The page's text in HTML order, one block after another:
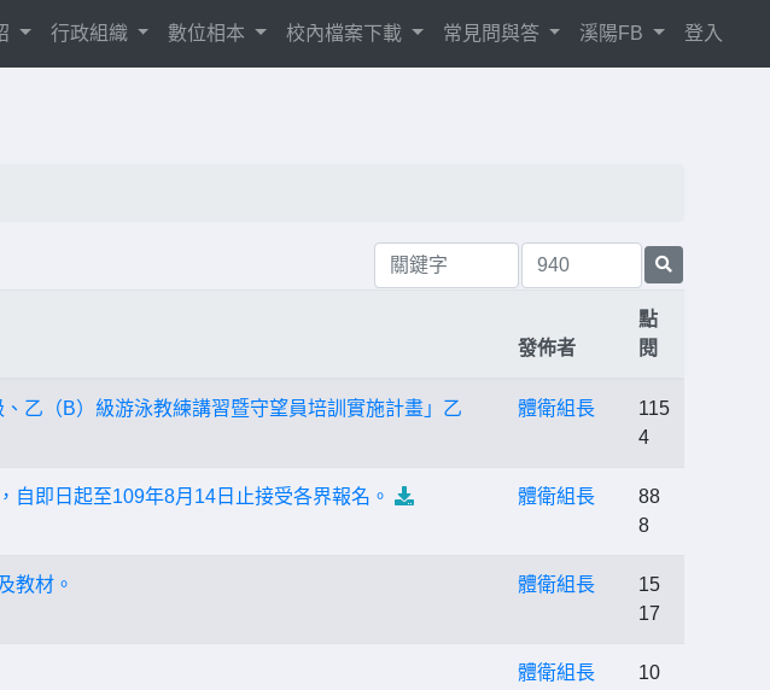
行政組織 數位相本 校內檔案下載 常見問與答 溪陽FB 登入
發佈者
點
閱
乙（B）級游泳教練講習暨守望員培訓實施計畫」乙
體衛組長
115
4
自即日起至109年8月14日止接受各界報名。 體衛組長
88
8
教材。 體衛組長
15
17
體衛組長
10